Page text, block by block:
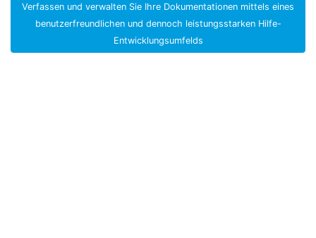
Verfassen und verwalten Sie Ihre Dokumentationen mittels eines
benutzerfreundlichen und dennoch leistungsstarken Hilfe-
Entwicklungsumfelds